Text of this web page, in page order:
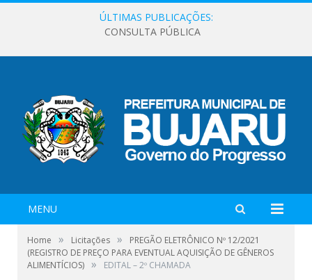
ÚLTIMAS PUBLICAÇÕES:
CONSULTA PÚBLICA
MENU
Home » Licitações »
PREGÃO ELETRÔNICO Nº 12/2021
(REGISTRO DE PREÇO PARA EVENTUAL AQUISIÇÃO DE GÊNEROS
ALIMENTÍCIOS) » EDITAL – 2º CHAMADA